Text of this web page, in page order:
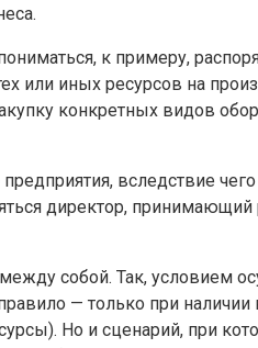
к примеру,
или иных ресурсов на
конкретных видов
вследствие
директор,
собой. Так, условием
— только при
Но и сценарий, при